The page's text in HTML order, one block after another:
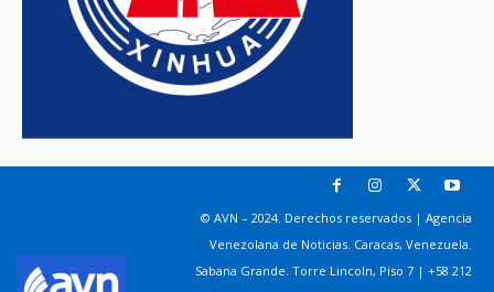
© AVN – 2024. Derechos reservados | Agencia
Venezolana de Noticias. Caracas, Venezuela.
Sabana Grande. Torre Lincoln, Piso 7 | +58 212